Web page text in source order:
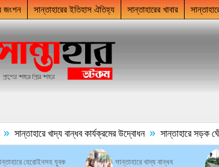
জংশন সান্তাহারের ইতিহাস ঐতিহ্য সান্তাহারের খাবার
সান্তাহারে খাদ্য বান্ধব কার্যক্রমের উদ্বোধন » সান্তাহারে সড়ক ঘেঁষে
হেরোইনসহ যুবক
সান্তাহারে খাদ্য বান্ধব